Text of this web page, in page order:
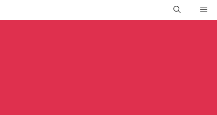
au